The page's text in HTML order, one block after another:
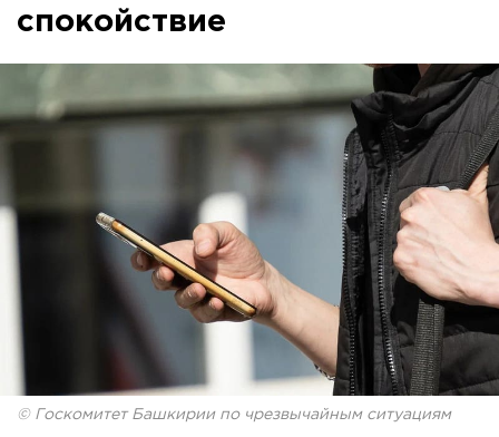
спокойствие
© Госкомитет Башкирии по чрезвычайным ситуациям